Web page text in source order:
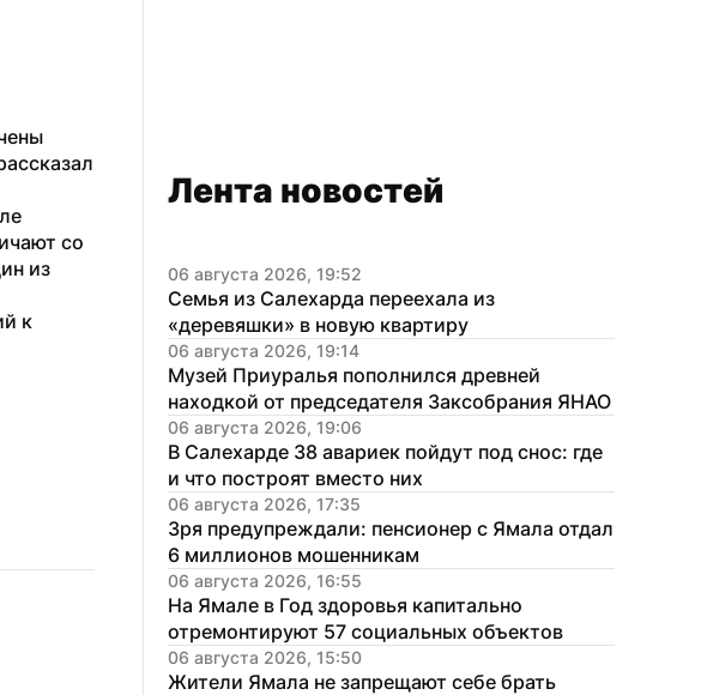
со
из
к
Лента новостей
06 августа 2026, 19:52
Семья из Салехарда переехала из
«деревяшки» в новую квартиру
06 августа 2026, 19:14
Музей Приуралья пополнился древней
находкой от председателя Заксобрания ЯНАО
06 августа 2026, 19:06
В Салехарде 38 авариек пойдут под снос: где
и что построят вместо них
06 августа 2026, 17:35
Зря предупреждали: пенсионер с Ямала отдал
6 миллионов мошенникам
06 августа 2026, 16:55
На Ямале в Год здоровья капитально
отремонтируют 57 социальных объектов
06 августа 2026, 15:50
Жители Ямала не запрещают себе брать